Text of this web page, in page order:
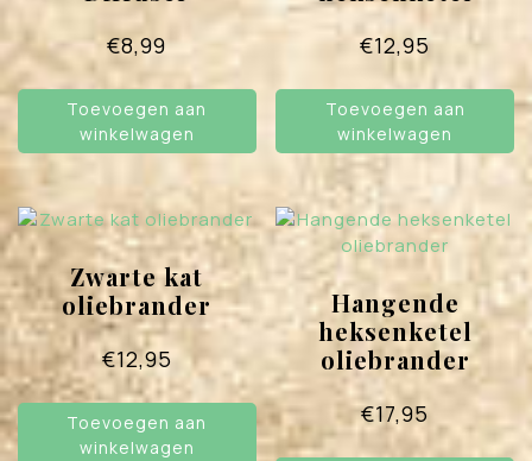
€8,99
Toevoegen aan
winkelwagen
€12,95
Toevoegen aan
winkelwagen
Zwarte kat
oliebrander
€12,95
Toevoegen aan
winkelwagen
Hangende
heksenketel
oliebrander
€17,95